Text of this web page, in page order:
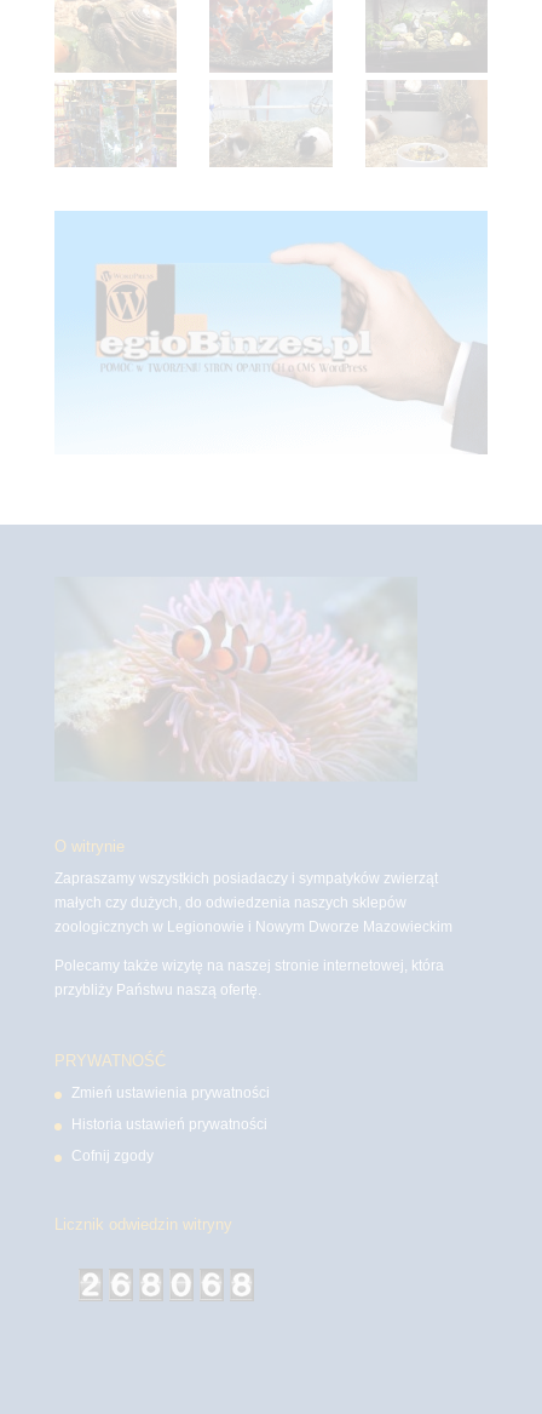
O witrynie
Zapraszamy wszystkich posiadaczy i sympatyków zwierząt
małych czy dużych, do odwiedzenia naszych sklepów
zoologicznych w Legionowie i Nowym Dworze Mazowieckim
Polecamy także wizytę na naszej stronie internetowej, która
przybliży Państwu naszą ofertę.
PRYWATNOŚĆ
Zmień ustawienia prywatności
Historia ustawień prywatności
Cofnij zgody
Licznik odwiedzin witryny